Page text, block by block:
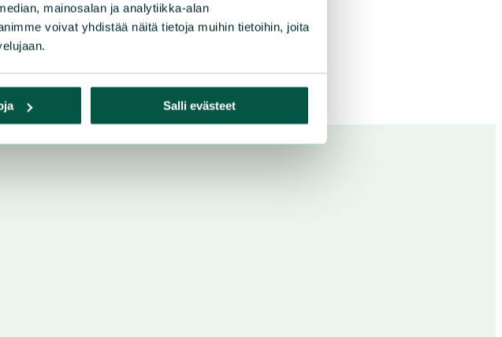
mainosalan ja analytiikka-alan
voivat yhdistää näitä tietoja muihin tietoihin, joita
Salli evästeet